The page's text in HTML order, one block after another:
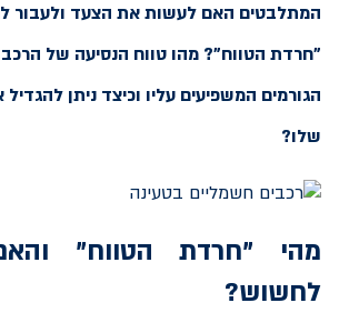
המתלבטים האם לעשות את הצעד ולעבור
"חרדת הטווח"? מהו טווח הנסיעה של
הגורמים המשפיעים עליו וכיצד ניתן
שלו?
מהי "חרדת הטווח"
לחשוש?